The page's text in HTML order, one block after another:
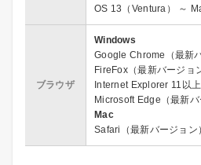
OS 13（Ventura） ～
ブラウザ
Windows
Google Chrome（最新
FireFox（最新バージョ
Internet Explorer 11以上
Microsoft Edge（最新バ
Mac
Safari（最新バージョン